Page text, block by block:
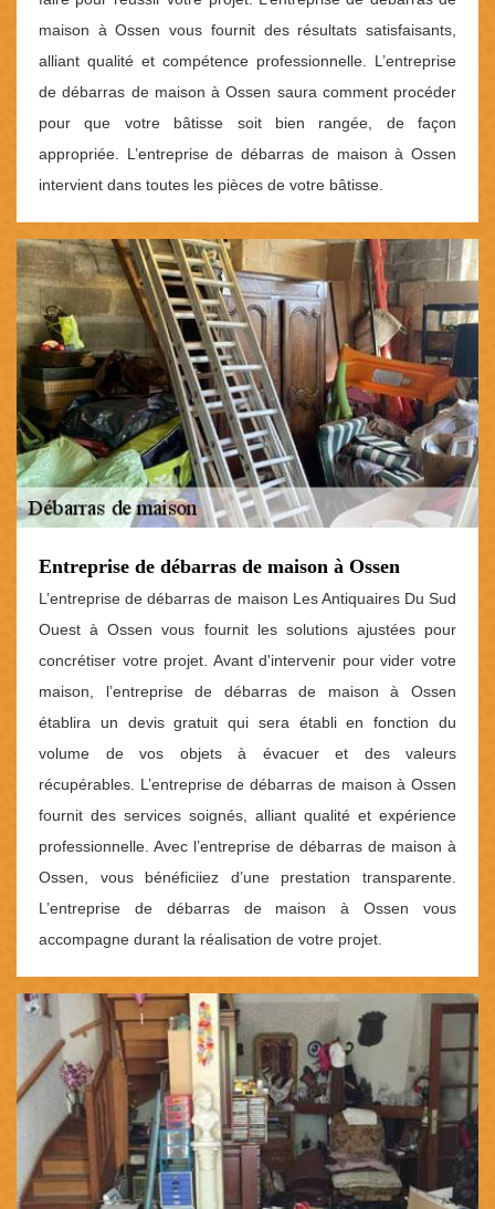
maison à Ossen vous fournit des résultats satisfaisants,
alliant qualité et compétence professionnelle. L’entreprise
de débarras de maison à Ossen saura comment procéder
pour que votre bâtisse soit bien rangée, de façon
appropriée. L’entreprise de débarras de maison à Ossen
intervient dans toutes les pièces de votre bâtisse.
Entreprise de débarras de maison à Ossen
L’entreprise de débarras de maison Les Antiquaires Du Sud
Ouest à Ossen vous fournit les solutions ajustées pour
concrétiser votre projet. Avant d'intervenir pour vider votre
maison, l’entreprise de débarras de maison à Ossen
établira un devis gratuit qui sera établi en fonction du
volume de vos objets à évacuer et des valeurs
récupérables. L’entreprise de débarras de maison à Ossen
fournit des services soignés, alliant qualité et expérience
professionnelle. Avec l’entreprise de débarras de maison à
Ossen, vous bénéficiiez d’une prestation transparente.
L’entreprise de débarras de maison à Ossen vous
accompagne durant la réalisation de votre projet.